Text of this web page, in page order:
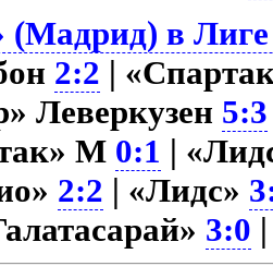
(Мадрид) в
2:2 |
Леверкузен 5:3
М 0:1 |
2:2 | «Лидс»
3:0